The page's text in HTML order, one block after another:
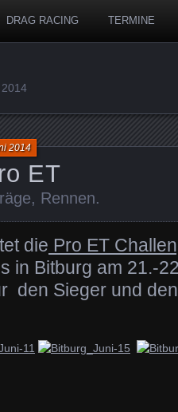
DRAG RACING TERMINE
ET
2014
, Rennen.
die Pro ET
in Bitburg am 21.-
den Sieger und